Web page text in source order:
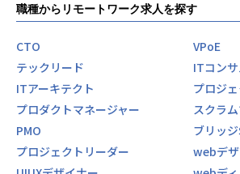
グループ会社が採用業務の一部支援を行っ
以下記載の企業へ個人情報を提供させて頂
かじめご了承ください。
・株式会社ＮＴＴデータ・ウィズ
【業務の変更の範囲】
システム開発及び保守/ソリューション開発/
ンサルティング/マーケティング/研究開発/
ジメント/経営戦略 等
職種からリモートワーク求人を探す
CTO
VPoE
テックリード
ITコン
ITアーキテクト
プロジ
プロダクトマネージャー
スクラ
PMO
ブリッ
プロジェクトリーダー
webデ